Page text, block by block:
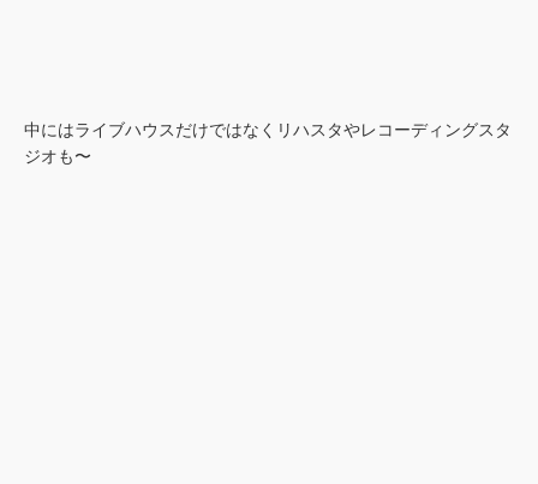
中にはライブハウスだけではなくリハスタやレコーディングスタ
ジオも〜